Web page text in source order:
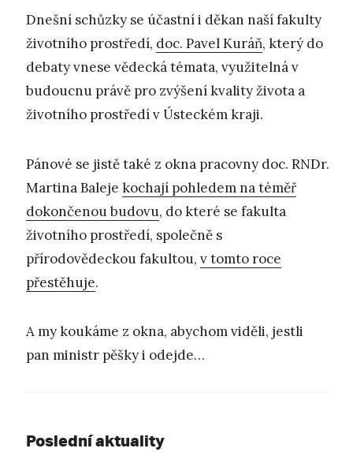
Dnešní schůzky se účastní i děkan naší fakulty
životního prostředí, doc. Pavel Kuráň, který do
debaty vnese vědecká témata, využitelná v
budoucnu právě pro zvýšení kvality života a
životního prostředí v Ústeckém kraji.
Pánové se jistě také z okna pracovny doc. RNDr.
Martina Baleje kochají pohledem na téměř
dokončenou budovu, do které se fakulta
životního prostředí, společně s
přírodovědeckou fakultou, v tomto roce
přestěhuje.
A my koukáme z okna, abychom viděli, jestli
pan ministr pěšky i odejde…
Poslední aktuality